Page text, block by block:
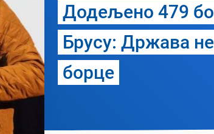
Додељено 479
Брусу: Држава
борце